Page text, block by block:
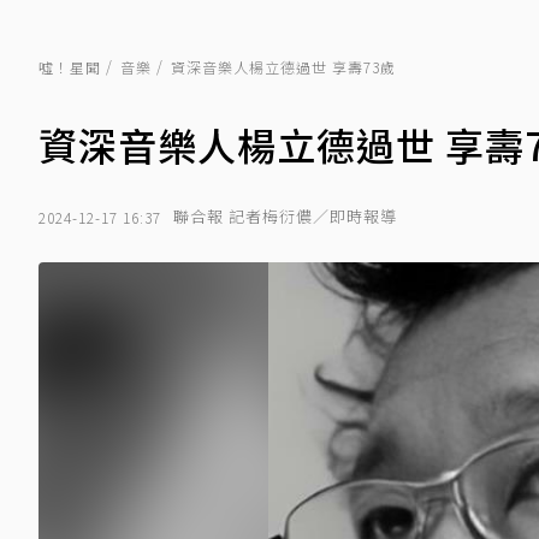
噓！星聞 音樂 資深音樂人楊立德過世 享壽73歲
資深音樂人楊立德過世 享壽
2024-12-17 16:37 聯合報 記者梅衍儂／即時報導